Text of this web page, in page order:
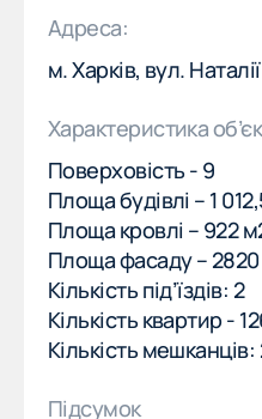
Адреса:
м. Харків, вул.
Характеристика
Поверховість - 9
Площа будівлі – 1
Площа кровлі – 922
Площа фасаду –
Кількість під’їздів: 2
Кількість квартир -
Кількість мешканців:
Підсумок
ПРО
НАША
НАША МІСІЯ
ПОСЛУГИ
НАШІ
НАШІ ОБʼЄКТИ